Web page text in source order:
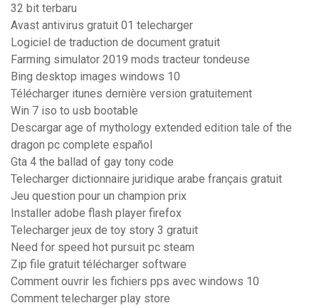
32 bit terbaru
Avast antivirus gratuit 01 telecharger
Logiciel de traduction de document gratuit
Farming simulator 2019 mods tracteur tondeuse
Bing desktop images windows 10
Télécharger itunes dernière version gratuitement
Win 7 iso to usb bootable
Descargar age of mythology extended edition tale of the
dragon pc complete español
Gta 4 the ballad of gay tony code
Telecharger dictionnaire juridique arabe français gratuit
Jeu question pour un champion prix
Installer adobe flash player firefox
Telecharger jeux de toy story 3 gratuit
Need for speed hot pursuit pc steam
Zip file gratuit télécharger software
Comment ouvrir les fichiers pps avec windows 10
Comment telecharger play store